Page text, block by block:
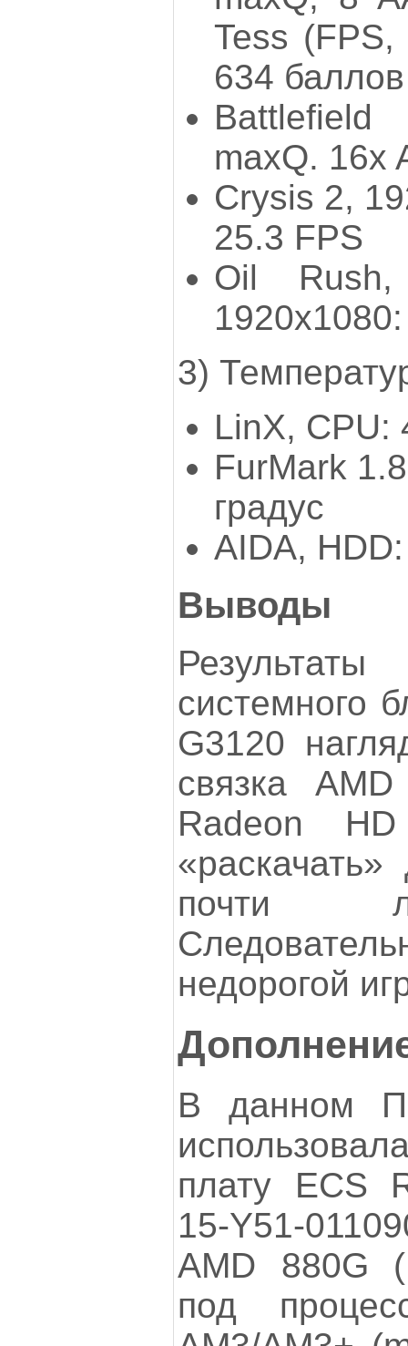
Tess
634 баллов
maxQ. 16x
Crysis 2,
25.3 FPS
Oil
3)
LinX, CPU:
FurMark
градус
AIDA,
Выводы
системного
G3120
связка
Radeon
почти
недорогой
В данном
плату ECS
15-Y51-
AMD 880G
под